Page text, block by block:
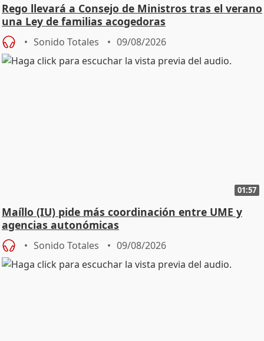
Rego llevará a Consejo de Ministros tras el verano
una Ley de familias acogedoras
Sonido Totales 09/08/2026
01:57
Maíllo (IU) pide más coordinación entre UME y
agencias autonómicas
Sonido Totales 09/08/2026